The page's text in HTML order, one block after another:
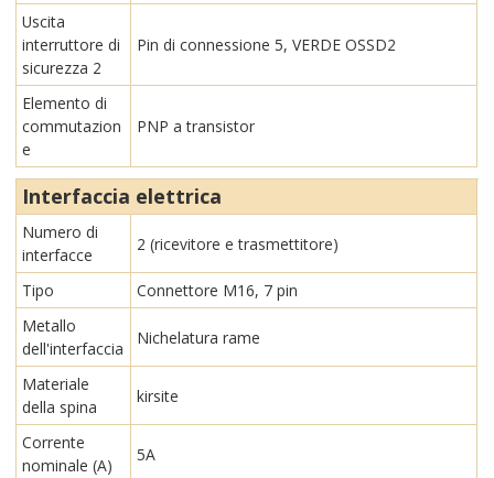
Uscita
interruttore di
sicurezza 2
Pin di connessione 5, VERDE OSSD2
Elemento di
commutazion
e
PNP a transistor
Interfaccia elettrica
Numero di
interfacce
2 (ricevitore e trasmettitore)
Tipo
Connettore M16, 7 pin
Metallo
dell'interfaccia
Nichelatura rame
Materiale
della spina
kirsite
Corrente
nominale (A)
5A